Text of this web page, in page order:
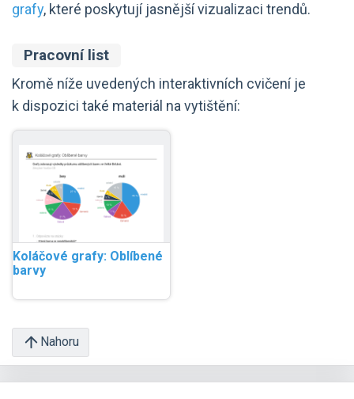
grafy, které poskytují jasnější vizualizaci trendů.
Pracovní list
Kromě níže uvedených interaktivních cvičení je
k dispozici také materiál na vytištění:
Koláčové grafy: Oblíbené
barvy
Nahoru